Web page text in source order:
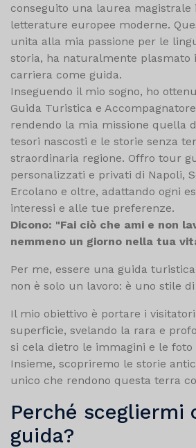
conseguito una laurea magistrale
letterature europee moderne.
unita alla mia passione per le
storia, ha naturalmente plasmato
carriera come guida.
Inseguendo il mio sogno, ho
Guida Turistica e
rendendo la mia missione quella
tesori nascosti e le storie senza
straordinaria regione. Offro tour
personalizzati e privati di Napoli,
Ercolano e oltre, adattando ogni
interessi e alle tue preferenze.
Dicono: "Fai ciò che ami e non
nemmeno un giorno nella tua
Per me, essere una guida
non è solo un lavoro: è uno stile
Il mio obiettivo è portare i
superficie, svelando la rara e
si cela dietro le immagini e le foto
Insieme, scopriremo le storie
unico che rendono questa terra
Perché scegliermi
guida?